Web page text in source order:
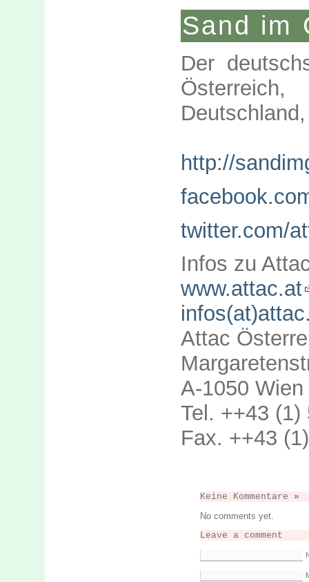
Sand im
Der
Österreich,
http://
twitter.com/
Infos zu
www.attac.at
Attac
A-1050 Wien
Tel. ++43 (1)
Fax. ++43
Keine Kommentare »
No comments yet.
Leave a comment